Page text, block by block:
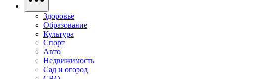
Здоровье
Образование
Культура
Спорт
Авто
Недвижимость
Сад и огород